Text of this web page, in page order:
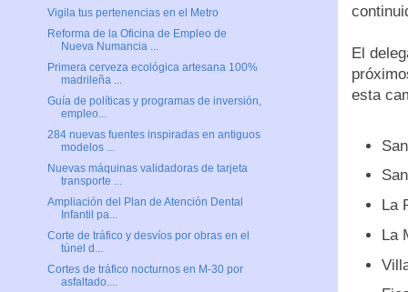
El
esta
La
La
Vigila tus pertenencias en el Metro
Reforma de la Oficina de Empleo de
Nueva Numancia ...
Primera cerveza ecológica artesana 100%
madrileña ...
Guía de políticas y programas de inversión,
empleo...
284 nuevas fuentes inspiradas en antiguos
modelos ...
Nuevas máquinas validadoras de tarjeta
transporte ...
Ampliación del Plan de Atención Dental
Infantil pa...
Corte de tráfico y desvíos por obras en el
túnel d...
Cortes de tráfico nocturnos en M-30 por
asfaltado....